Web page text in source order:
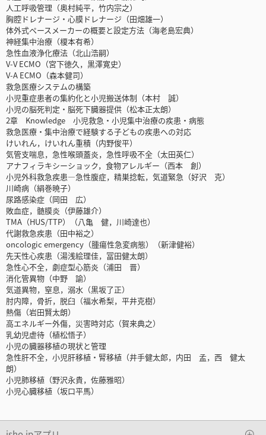
人工呼吸管理（奥村純平，竹内宗之）
胸腔ドレナージ・心膜ドレナージ（田畑雄一）
体外式ペースメーカーの概要と設定方法（海老島宏典）
神経集中治療（榎本有希）
急性血液浄化療法（北山浩嗣）
V-V ECMO（宮下徳久，黒澤寛史）
V-A ECMO（森本健司）
救急医療システムの構築
小児重症患者の集約化と小児搬送体制（本村 誠）
小児の脳死判定・脳死下臓器提供（松本正太朗）
2章 Knowledge 小児救急・小児集中治療の疾患・病態
救急医療・集中治療で経験する子どもの疾患への対応
けいれん，けいれん重積（内野俊平）
気管支喘息，急性喉頭蓋炎，急性呼吸不全（太田英仁）
アナフィラキシーショック，食物アレルギー（西本 創）
小児外科救急疾患―急性腹症，精巣捻転，気道緊急（好沢 克）
川崎病（絹巻暁子）
尿路感染症（岡田 広）
敗血症，髄膜炎（伊藤雄介）
TMA（HUS/TTP）（八亀 健，川崎達也）
代謝救急疾患（田中裕之）
oncologic emergency（腫瘍性急変病態）（新津健裕）
先天性心疾患（湯浅絵理佳，冨田健太朗）
急性心不全，劇症型心筋炎（浦田 晋）
消化管異物（中野 諭）
気道異物，窒息，溺水（黒坂了正）
肘内障，骨折，脱臼（福水希梨，平井克樹）
熱傷（岩田賢太朗）
高エネルギー外傷，災害時対応（賀来典之）
乳幼児虐待（植松悟子）
小児の臓器移植の現状と管理
急性肝不全，小児肝移植・腎移植（井手健太郎，内田 孟，西 健太
朗）
小児肺移植（野沢永貴，佐藤雅昭）
小児心臓移植（坂口平馬）